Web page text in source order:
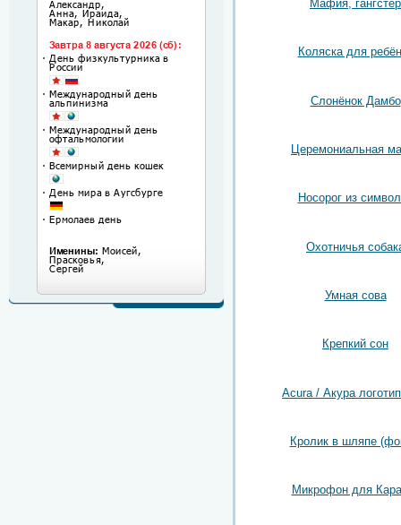
Мафия, гангстер
Коляска для
Слонёнок Дамбо
Церемониальная
Носорог из
Охотничья
Умная сова
Крепкий сон
Acura / Акура
Кролик в шляпе
Микрофон для